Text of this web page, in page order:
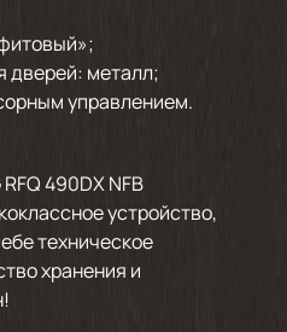
дверей: металл;
управлением.
490DX NFB
устройство,
техническое
хранения и